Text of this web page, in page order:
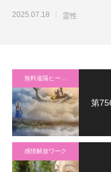
意識から潜在
2025.07.18 霊性
第
感情解放ワーク